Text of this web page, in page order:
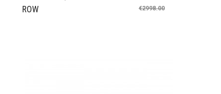
ROW
€2998.00